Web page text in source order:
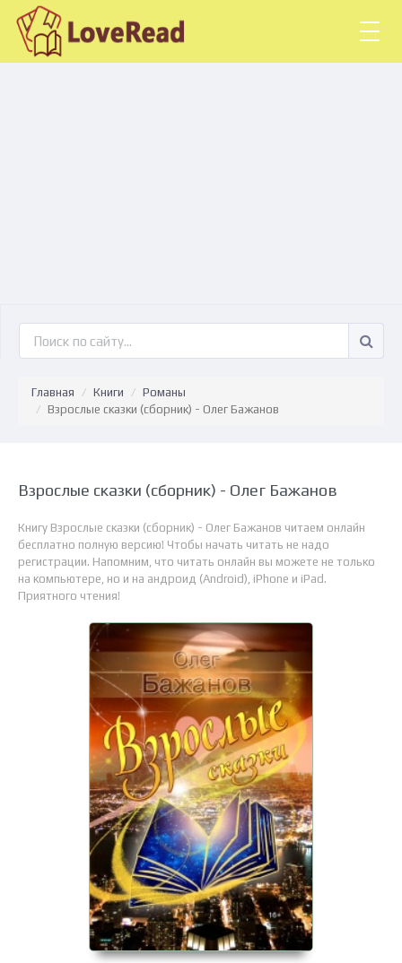
Главная Книги
Романы
Взрослые сказки (сборник) - Олег Бажанов
Взрослые сказки (сборник) - Олег Бажанов
Книгу Взрослые сказки (сборник) - Олег Бажанов читаем онлайн
бесплатно полную версию! Чтобы начать читать не надо
регистрации. Напомним, что читать онлайн вы можете не только
на компьютере, но и на андроид (Android), iPhone и iPad.
Приятного чтения!